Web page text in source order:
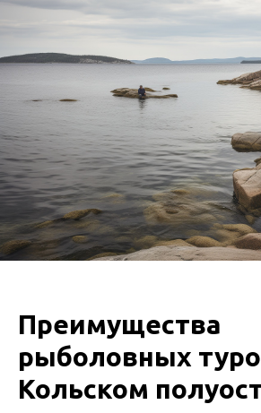
Преимущества
рыболовных
Кольском